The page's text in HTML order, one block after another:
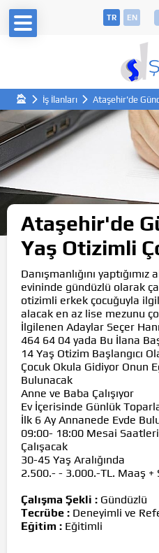
TR EN
İş İlanları Ataşehir'de
Ataşehir'de
Yaş Otizimli
Danışmanlığını
evininde gündüzlü olarak
otizimli erkek çocuğuyla
alacak en az lise mezunu
İlgilenen Adaylar Seçer
464 64 04 yada Bu İlana
14 Yaş Otizim Başlangıcı
Çocuk Okula Gidiyor Onun
Bulunacak
Anne ve Baba Çalışıyor
Ev İçerisinde Günlük
İlk 6 Ay Annanede Evde
09:00- 18:00 Mesai
Çalışacak
30-45 Yaş Aralığında
2.500.- - 3.000.-TL. Maaş +
Çalışma Şekli : Gündüzlü
Tecrübe : Deneyimli ve
Eğitim : Eğitimli